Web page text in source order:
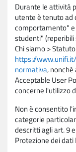
Durante le attività
utente è tenuto ad
comportamento"
studenti" (reperibili
Chi siamo >
https://
normativa,
Acceptable User
concerne l'utilizzo
Non è consentito
categorie
descritti agli art. 9
Protezione dei